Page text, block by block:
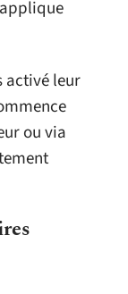
activé leur
ou via